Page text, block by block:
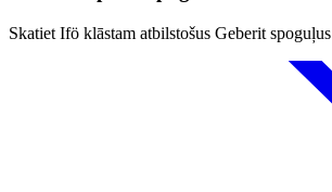
Skatiet Ifö klāstam atbilstošus Geberit spoguļus